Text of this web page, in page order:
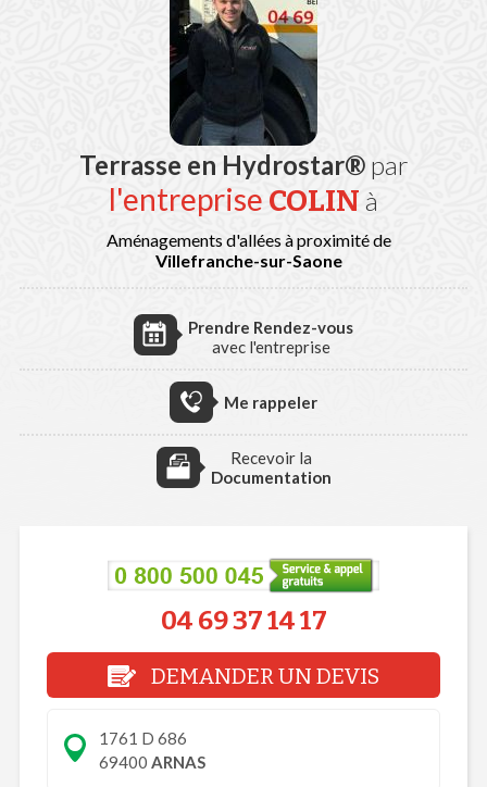
Terrasse en Hydrostar®par
l'entreprise COLIN à
Aménagements d'allées à proximité de
Villefranche-sur-Saone
Prendre Rendez-vous
avec l'entreprise
Me rappeler
Recevoir la
Documentation
04 69 37 14 17
DEMANDER UN DEVIS
1761 D 686
69400 ARNAS